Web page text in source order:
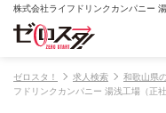
株式会社ライフドリンクカンパニー
ゼロスタ！ 求人検索 和歌山県
フドリンクカンパニー 湯浅工場（正